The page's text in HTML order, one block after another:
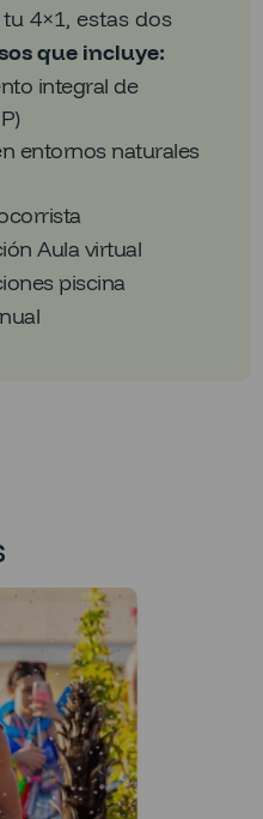
4×1, estas dos
que incluye:
integral de
entornos naturales
Aula virtual
piscina